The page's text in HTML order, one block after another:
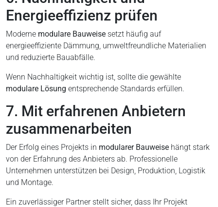
Energieeffizienz prüfen
Moderne modulare Bauweise setzt häufig auf
energieeffiziente Dämmung, umweltfreundliche Materialien
und reduzierte Bauabfälle.
Wenn Nachhaltigkeit wichtig ist, sollte die gewählte
modulare Lösung entsprechende Standards erfüllen.
7. Mit erfahrenen Anbietern
zusammenarbeiten
Der Erfolg eines Projekts in modularer Bauweise hängt stark
von der Erfahrung des Anbieters ab. Professionelle
Unternehmen unterstützen bei Design, Produktion, Logistik
und Montage.
Ein zuverlässiger Partner stellt sicher, dass Ihr Projekt